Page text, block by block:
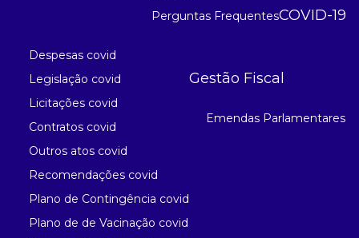
Perguntas FrequentesCOVID-19
Despesas covid
Legislação covid
Licitações covid
Contratos covid
Outros atos covid
Recomendações covid
Plano de Contingência covid
Plano de de Vacinação covid
Gestão Fiscal
Emendas Parlamentares